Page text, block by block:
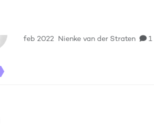
feb 2022 Nienke van der Straten 1